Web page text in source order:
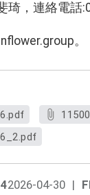
琦，連絡電話
。
2026-04-30 |